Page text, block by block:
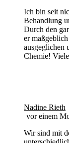
Ich bin seit
Behandlung
Durch den
er
ausgeglichen
Chemie!
Nadine Rieth
vor einem
Wir sind mit